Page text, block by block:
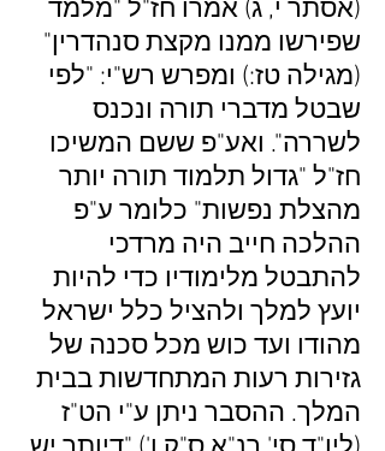
(אסתר י, ג) אמרו חז"ל "מלמד
שפירשו ממנו מקצת סנהדרין"
(מגילה טז:) ומפרש רש"י: "לפי
שבטל מדברי תורה ונכנס
לשררה". ואע"פ ששם המשיכו
חז"ל "גדול תלמוד תורה יותר
מהצלת נפשות" כלומר ע"פ
ההלכה חייב היה מרדכי
להתבטל מלימודיו כדי להיות
יועץ למלך ולהציל כלל ישראל
מהודו ועד כוש מכל סכנה של
גזירות רעות המתחדשות בבית
המלך. ההסבר ניתן ע"י הט"ז